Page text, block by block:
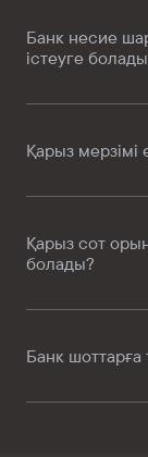
Банк несие
істеуге
Қарыз мерзімі
Қарыз сот
болады?
Банк